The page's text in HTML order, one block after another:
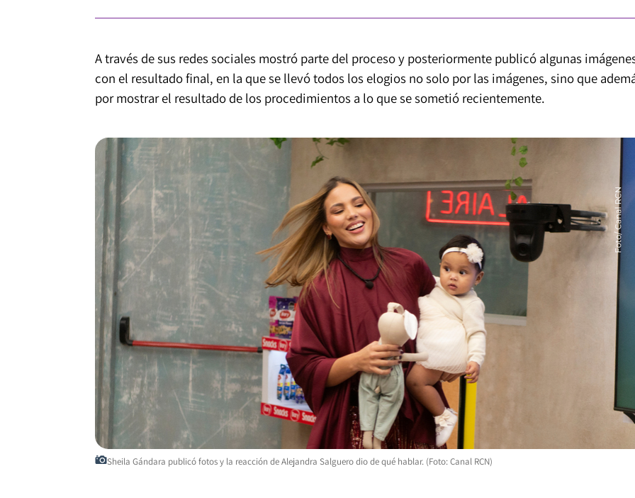
A través de sus redes sociales mostró parte del proceso y posteriormente publicó algunas
con el resultado final, en la que se llevó todos los elogios no solo por las imágenes, sino que
por mostrar el resultado de los procedimientos a lo que se sometió recientemente.
Sheila Gándara publicó fotos y la reacción de Alejandra Salguero dio de qué hablar. (Foto: Canal RCN)